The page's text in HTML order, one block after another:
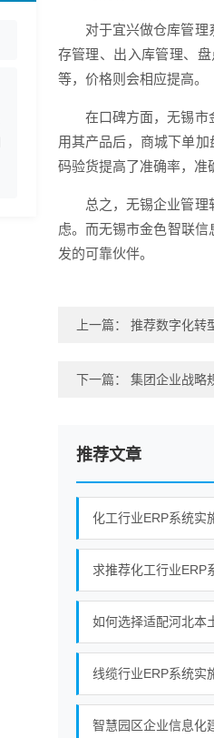
对于宜兴做仓库管
存管理、出入库管理、
等，价格则会相应提高。
在口碑方面，无锡市
用其产品后，商城下单
码验货提高了准确率，准
总之，无锡企业管
虑。而无锡市金色智联
发的可靠伙伴。
上一篇： 推荐数字化转
下一篇： 集团企业战略
推荐文章
化工行业ERP系统实
求推荐化工行业ERP
如何选择适配河北本
线缆行业ERP系统实
智慧园区企业信息化